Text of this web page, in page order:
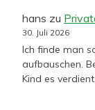
hans zu
30. Juli 2026
Ich finde man
aufbauschen.
Kind es